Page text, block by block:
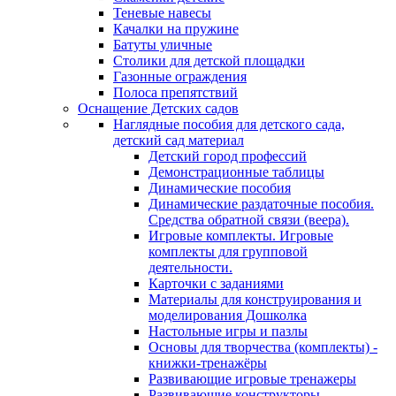
Теневые навесы
Качалки на пружине
Батуты уличные
Столики для детской площадки
Газонные ограждения
Полоса препятствий
Оснащение Детских садов
Наглядные пособия для детского сада,
детский сад материал
Детский город профессий
Демонстрационные таблицы
Динамические пособия
Динамические раздаточные пособия.
Средства обратной связи (веера).
Игровые комплекты. Игровые
комплекты для групповой
деятельности.
Карточки с заданиями
Материалы для конструирования и
моделирования Дошколка
Настольные игры и пазлы
Основы для творчества (комплекты) -
книжки-тренажёры
Развивающие игровые тренажеры